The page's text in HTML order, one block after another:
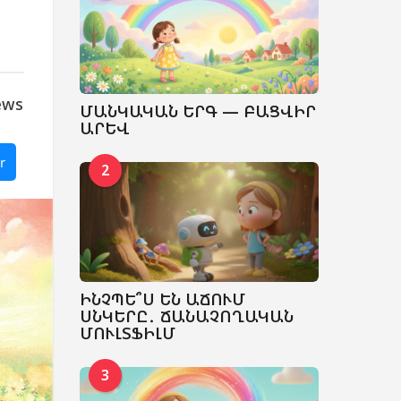
ՄԱՆԿԱԿԱՆ ԵՐԳ — ԲԱՑՎԻՐ
ԱՐԵՎ
2
ԻՆՉՊԵ՞Ս ԵՆ ԱՃՈՒՄ
ՍՆԿԵՐԸ․ ՃԱՆԱՉՈՂԱԿԱՆ
ՄՈՒԼՏՖԻԼՄ
3